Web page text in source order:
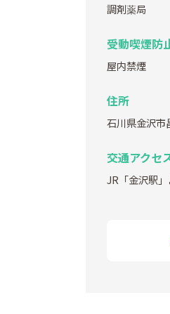
調剤薬局
受動喫煙防
屋内禁煙
住所
石川県金沢
交通アクセ
JR「金沢駅